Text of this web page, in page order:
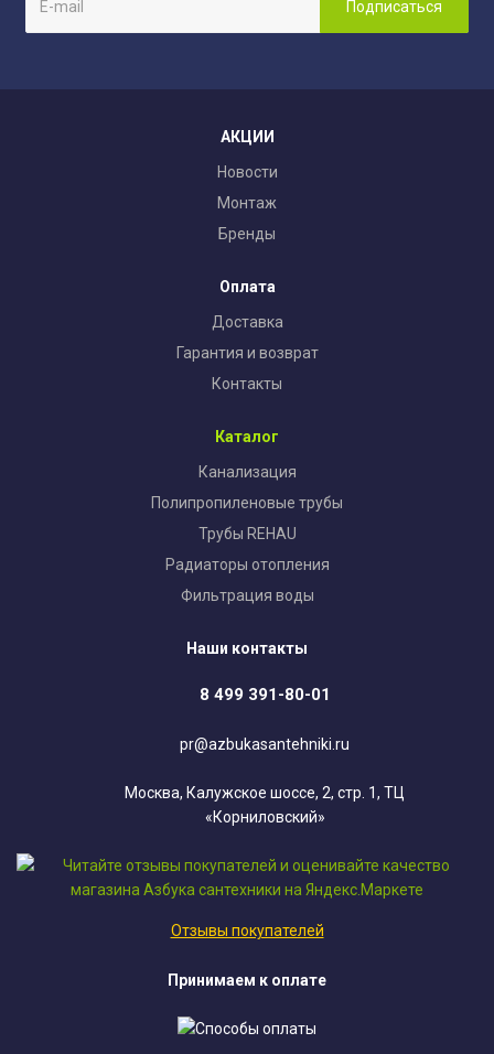
АКЦИИ
Новости
Монтаж
Бренды
Оплата
Доставка
Гарантия и возврат
Контакты
Каталог
Канализация
Полипропиленовые трубы
Трубы REHAU
Радиаторы отопления
Фильтрация воды
Наши контакты
8 499 391-80-01
pr@azbukasantehniki.ru
Москва, Калужское шоссе, 2, стр. 1, ТЦ
«Корниловский»
Отзывы покупателей
Принимаем к оплате